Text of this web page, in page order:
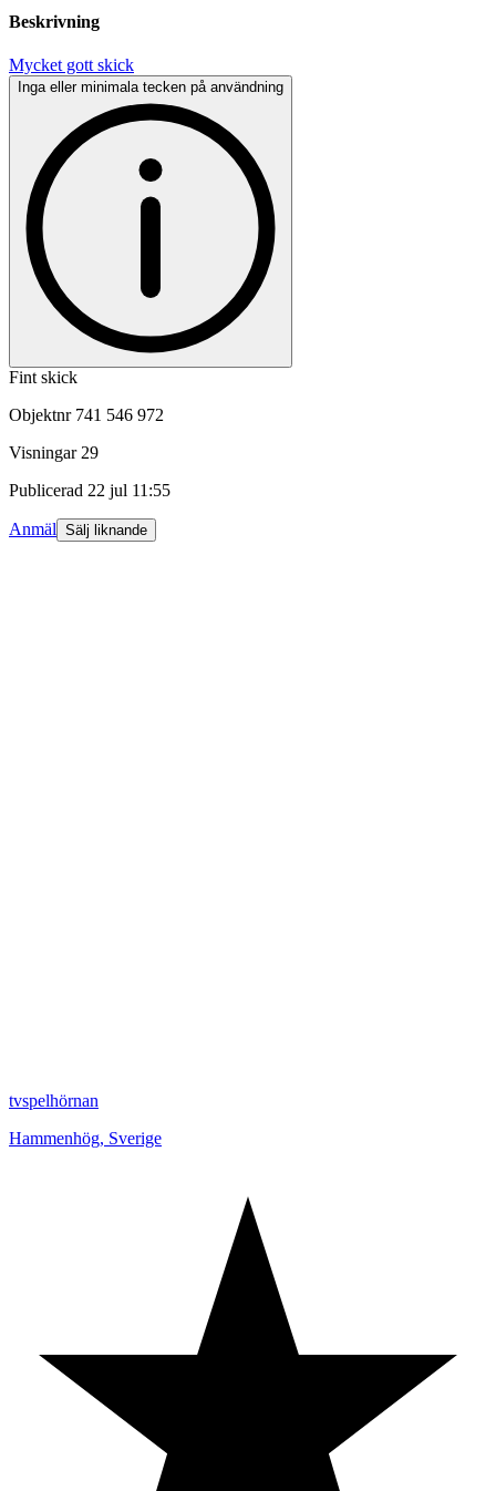
Beskrivning
Mycket gott skick
Inga eller minimala tecken på användning
Fint skick
Objektnr 741 546 972
Visningar 29
Publicerad 22 jul 11:55
Anmäl Sälj liknande
tvspelhörnan
Hammenhög, Sverige